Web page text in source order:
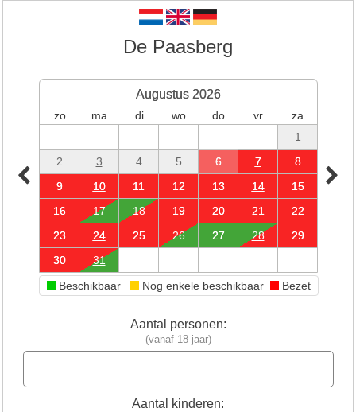
De Paasberg
Augustus 2026
zo ma di wo do vr
za
1
2
3 4 5 6 7
8
9
10 11 12 13 14
15
16
17 18 19 20 21
22
23
24 25 26 27 28
29
30
31
Beschikbaar
Nog enkele beschikbaar Bezet
Aantal personen:
(vanaf 18 jaar)
Aantal kinderen: